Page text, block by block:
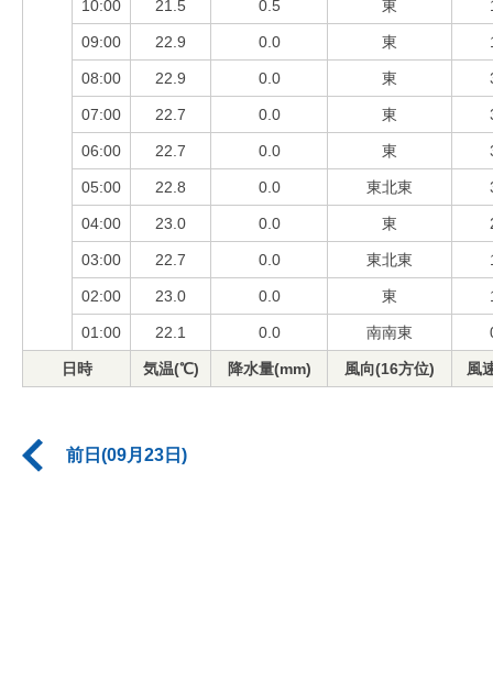
10:00 21.5 0.5 東
09:00 22.9 0.0 東
08:00 22.9 0.0 東
07:00 22.7 0.0 東
06:00 22.7 0.0 東
05:00 22.8 0.0 東北東
04:00 23.0 0.0 東
03:00 22.7 0.0 東北東
02:00 23.0 0.0 東
01:00 22.1 0.0 南南東
日時 気温(℃) 降水量(mm) 風向(16方位) 風
前日(09月23日)